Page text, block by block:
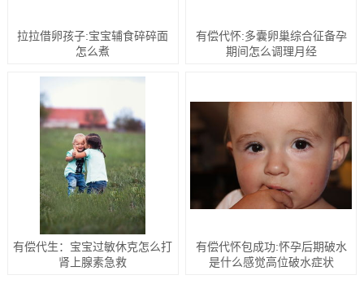
拉拉借卵孩子:宝宝辅食碎碎面
怎么煮
有偿代怀:多囊卵巢综合征备孕
期间怎么调理月经
有偿代生：宝宝过敏休克怎么打
肾上腺素急救
有偿代怀包成功:怀孕后期破水
是什么感觉高位破水症状